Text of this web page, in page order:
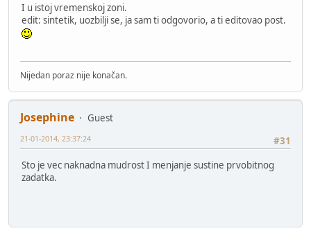
I u istoj vremenskoj zoni.
edit: sintetik, uozbilji se, ja sam ti odgovorio, a ti editovao post.
Nijedan poraz nije konačan.
Josephine
Guest
#31
21-01-2014, 23:37:24
Sto je vec naknadna mudrost I menjanje sustine prvobitnog
zadatka.